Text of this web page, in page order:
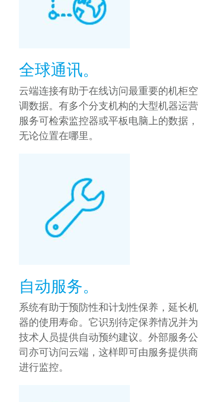
全球通讯。
云端连接有助于在线访问最重要的机柜空
调数据。有多个分支机构的大型机器运营
服务可检索监控器或平板电脑上的数据，
无论位置在哪里。
自动服务。
系统有助于预防性和计划性保养，延长机
器的使用寿命。它识别待定保养情况并为
技术人员提供自动预约建议。外部服务公
司亦可访问云端，这样即可由服务提供商
进行监控。